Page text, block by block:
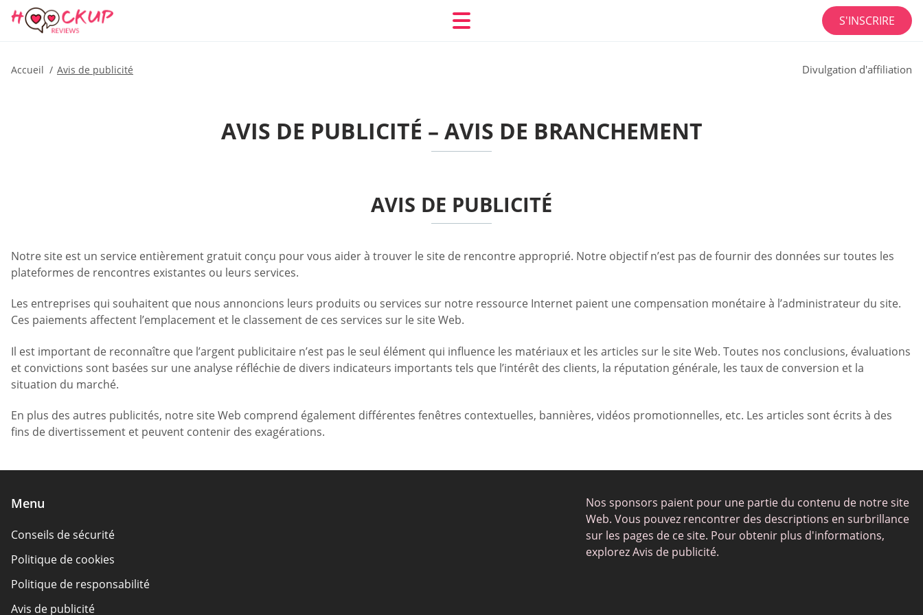
S'INSCRIRE
Accueil Avis de publicité Divulgation d'affiliation
AVIS DE PUBLICITÉ – AVIS DE BRANCHEMENT
AVIS DE PUBLICITÉ
Notre site est un service entièrement gratuit conçu pour vous aider à trouver le site de rencontre approprié. Notre objectif n’est pas de fournir des données sur toutes les
plateformes de rencontres existantes ou leurs services.
Les entreprises qui souhaitent que nous annoncions leurs produits ou services sur notre ressource Internet paient une compensation monétaire à l’administrateur du site.
Ces paiements affectent l’emplacement et le classement de ces services sur le site Web.
Il est important de reconnaître que l’argent publicitaire n’est pas le seul élément qui influence les matériaux et les articles sur le site Web. Toutes nos conclusions, évaluations
et convictions sont basées sur une analyse réfléchie de divers indicateurs importants tels que l’intérêt des clients, la réputation générale, les taux de conversion et la
situation du marché.
En plus des autres publicités, notre site Web comprend également différentes fenêtres contextuelles, bannières, vidéos promotionnelles, etc. Les articles sont écrits à des
fins de divertissement et peuvent contenir des exagérations.
Menu
Conseils de sécurité
Politique de cookies
Politique de responsabilité
Avis de publicité
Nos sponsors paient pour une partie du contenu de notre site
Web. Vous pouvez rencontrer des descriptions en surbrillance
sur les pages de ce site. Pour obtenir plus d'informations,
explorez Avis de publicité.